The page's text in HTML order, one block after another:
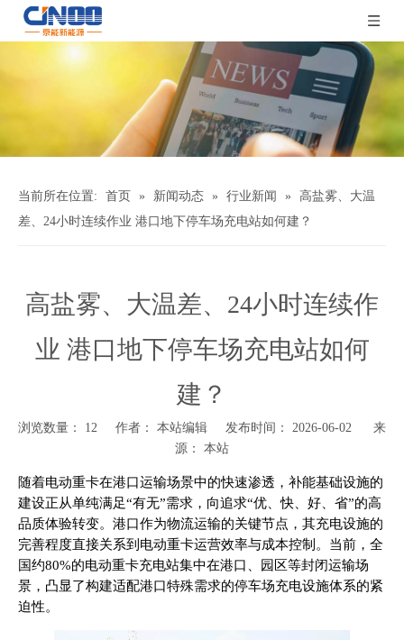
当前所在位置: 首页 » 新闻动态 » 行业新闻 »
高盐雾、大温
差、24小时连续作业 港口地下停车场充电站如何建？
高盐雾、大温差、24小时连续作
业 港口地下停车场充电站如何
建？
浏览数量： 12 作者： 本站编辑 发布时间： 2026-06-02 来
源： 本站
["wechat","weibo","qzone","douban","email"]
随着电动重卡在港口运输场景中的快速渗透，补能基础设施的
建设正从单纯满足“有无”需求，向追求“优、快、好、省”的高
品质体验转变。港口作为物流运输的关键节点，其充电设施的
完善程度直接关系到电动重卡运营效率与成本控制。当前，全
国约80%的电动重卡充电站集中在港口、园区等封闭运输场
景，凸显了构建适配港口特殊需求的停车场充电设施体系的紧
迫性。